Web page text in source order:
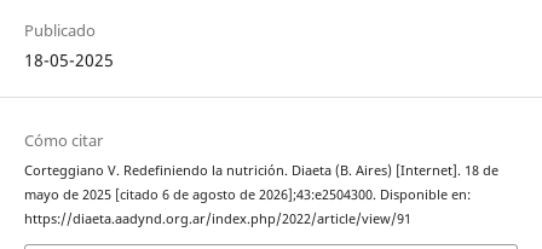
Publicado
18-05-2025
Cómo citar
Corteggiano V. Redefiniendo la nutrición. Diaeta (B. Aires) [Internet]. 18 de
mayo de 2025 [citado 6 de agosto de 2026];43:e2504300. Disponible en:
https://diaeta.aadynd.org.ar/index.php/2022/article/view/91